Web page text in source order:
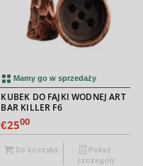
Mamy go w sprzedaży
KUBEK DO FAJKI WODNEJ ART
BAR KILLER F6
€2500
Do koszyka
Pokaż
szczegóły